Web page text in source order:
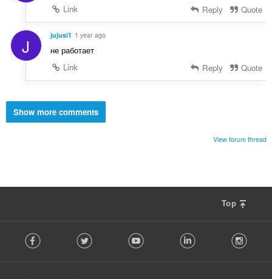
Link
Reply Quote
J jujusi1 1 year ago
не работает
Link
Reply Quote
Show more comments
View forum thread
Top
o Facebook Twitter Youtube LinkedIn